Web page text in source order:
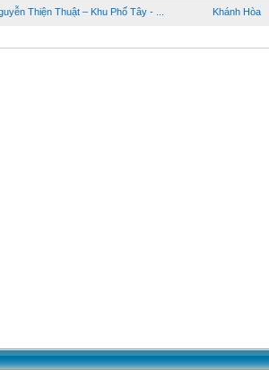
Thiện Thuật – Khu Phố Tây - ... Khánh Hòa